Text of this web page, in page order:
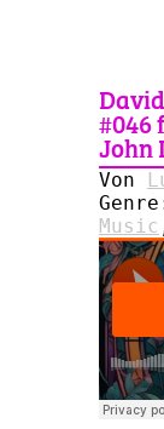
#046
John
Von
Music